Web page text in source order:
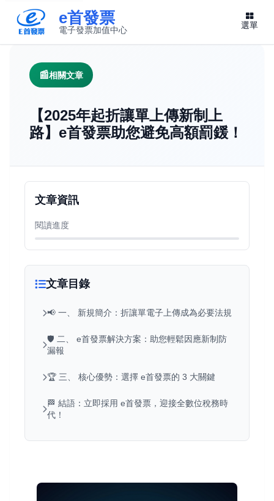
e首發票
電子發票加值中心 選單
相關文章
【2025年起折讓單上傳新制上
路】e首發票助您避免高額罰鍰！
文章目錄
📢 一、 新規簡介：折讓單電子上傳成為必要法規
🛡️ 二、 e首發票解決方案：助您輕鬆因應新制防
漏報
🏆 三、 核心優勢：選擇 e首發票的 3 大關鍵
🏁 結語：立即採用 e首發票，迎接全數位稅務時
代！
文章資訊
閱讀進度